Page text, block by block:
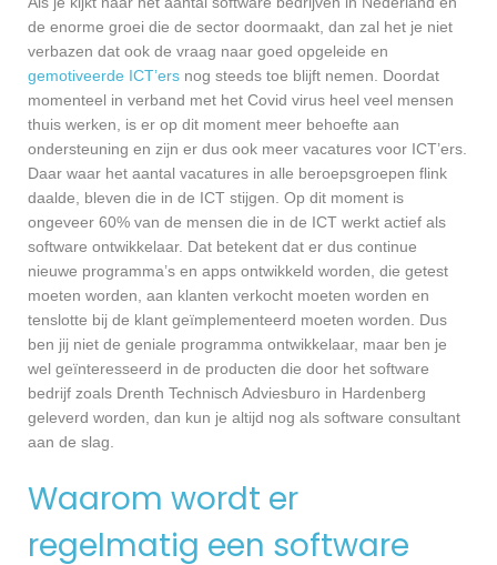
de enorme groei die de sector doormaakt, dan zal het je niet
verbazen dat ook de vraag naar goed opgeleide en
gemotiveerde ICT’ers nog steeds toe blijft nemen. Doordat
momenteel in verband met het Covid virus heel veel mensen
thuis werken, is er op dit moment meer behoefte aan
ondersteuning en zijn er dus ook meer vacatures voor ICT’ers.
Daar waar het aantal vacatures in alle beroepsgroepen flink
daalde, bleven die in de ICT stijgen. Op dit moment is
ongeveer 60% van de mensen die in de ICT werkt actief als
software ontwikkelaar. Dat betekent dat er dus continue
nieuwe programma’s en apps ontwikkeld worden, die getest
moeten worden, aan klanten verkocht moeten worden en
tenslotte bij de klant geïmplementeerd moeten worden. Dus
ben jij niet de geniale programma ontwikkelaar, maar ben je
wel geïnteresseerd in de producten die door het software
bedrijf zoals Drenth Technisch Adviesburo in Hardenberg
geleverd worden, dan kun je altijd nog als software consultant
aan de slag.
Waarom wordt er
regelmatig een software